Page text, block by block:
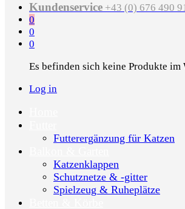
Kundenservice +43 (0) 676 490
0
0
0
Es befinden sich keine Produkte im
Log in
Futterergänzung für Katzen
Katzenklappen
Schutznetze & -gitter
Spielzeug & Ruheplätze